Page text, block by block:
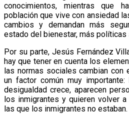
conocimientos, mientras que
población que vive con ansiedad
cambios y demandan más
estado del bienestar, más políticas
Por su parte, Jesús Fernández
hay que tener en cuenta los
las normas sociales cambian con
un factor común muy importante:
desigualdad crece, aparecen
los inmigrantes y quieren volver
las que los inmigrantes no estaban.